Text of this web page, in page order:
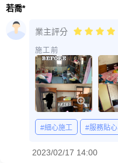
若喬*️
業主評分
施工前
#細心施工 #服務貼心
2023/02/17 14:00